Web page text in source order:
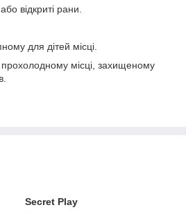
відкриті рани.
для дітей місці.
прохолодному місці, захищеному
Secret Play